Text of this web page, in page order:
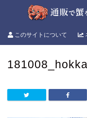
このサイトについて